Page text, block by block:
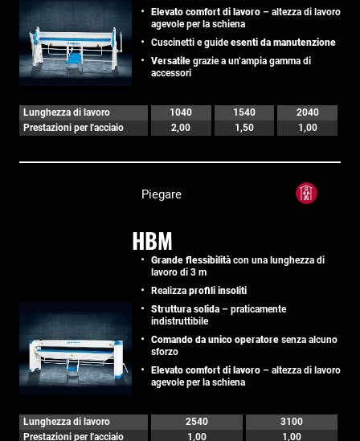
Elevato comfort di lavoro – altezza di lavoro
agevole per la schiena
Cuscinetti e guideesenti da manutenzione
Versatile grazie a un’ampia gamma di
accessori
Lunghezza di lavoro 1040 1540
2040
Prestazioni per l'acciaio
2,00 1,50 1,00
Piegare
HBM
Grande flessibilità con una lunghezza di
lavoro di 3 m
Realizza profili insoliti
Struttura solida – praticamente
indistruttibile
Comando da unico operatore senza alcuno
sforzo
Elevato comfort di lavoro – altezza di lavoro
agevole per la schiena
Lunghezza di lavoro 2540
3100
Prestazioni per l'acciaio
1,00 1,00